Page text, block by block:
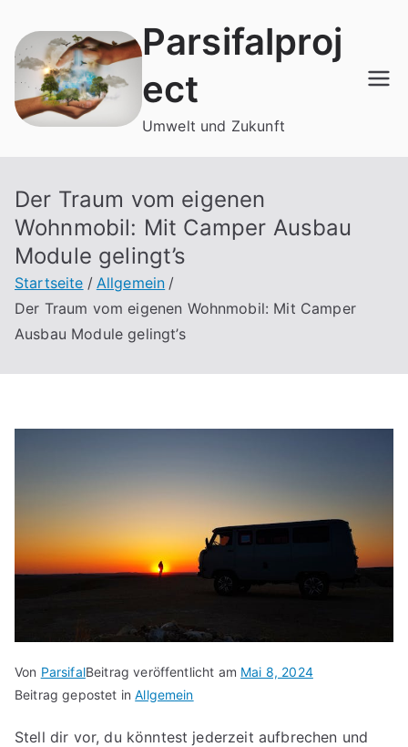
Inhalt
springen
Parsifalproj
ect
Umwelt und Zukunft
Der Traum vom eigenen
Wohnmobil: Mit Camper Ausbau
Module gelingt’s
Startseite
Allgemein
Der Traum vom eigenen Wohnmobil: Mit Camper
Ausbau Module gelingt’s
Von ParsifalBeitrag veröffentlicht am Mai 8, 2024
Beitrag gepostet inAllgemein
Stell dir vor, du könntest jederzeit aufbrechen und